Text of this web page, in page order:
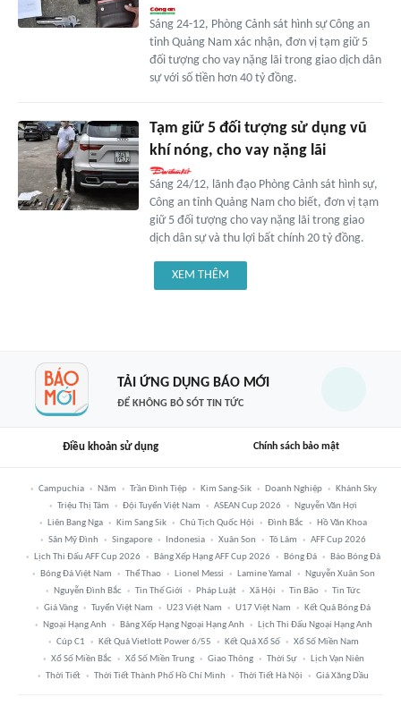
Sáng 24-12, Phòng Cảnh sát hình sự Công an
tỉnh Quảng Nam xác nhận, đơn vị tạm giữ 5
đối tượng cho vay nặng lãi trong giao dịch dân
sự với số tiền hơn 40 tỷ đồng.
Tạm giữ 5 đối tượng sử dụng vũ
khí nóng, cho vay nặng lãi
Sáng 24/12, lãnh đạo Phòng Cảnh sát hình sự,
Công an tỉnh Quảng Nam cho biết, đơn vị tạm
giữ 5 đối tượng cho vay nặng lãi trong giao
dịch dân sự và thu lợi bất chính 20 tỷ đồng.
XEM THÊM
TẢI ỨNG DỤNG BÁO MỚI
ĐỂ KHÔNG BỎ SÓT TIN TỨC
Điều khoản sử dụng Chính sách bảo mật
Campuchia Năm Trần Đình Tiệp Kim Sang-Sik Doanh Nghiệp
Khánh Sky
Triệu Thị Tâm
Đội Tuyển Việt Nam ASEAN Cup 2026
Nguyễn Văn Hợi
Liên Bang Nga
Kim Sang Sik Chủ Tịch Quốc Hội Đình Bắc
Hồ Văn Khoa
Sân Mỹ Đình
Singapore Indonesia Xuân Son Tô Lâm
AFF Cup 2026
Lịch Thi Đấu AFF Cup 2026
Bảng Xếp Hạng AFF Cup 2026 Bóng Đá
Báo Bóng Đá
Bóng Đá Việt Nam
Thể Thao Lionel Messi Lamine Yamal
Nguyễn Xuân Son
Nguyễn Đình Bắc
Tin Thế Giới Pháp Luật Xã Hội Tin Bão
Tin Tức
Giá Vàng
Tuyển Việt Nam U23 Việt Nam U17 Việt Nam
Kết Quả Bóng Đá
Ngoại Hạng Anh
Bảng Xếp Hạng Ngoại Hạng Anh
Lịch Thi Đấu Ngoại Hạng Anh
Cúp C1
Kết Quả Vietlott Power 6/55 Kết Quả Xổ Số
Xổ Số Miền Nam
Xổ Số Miền Bắc
Xổ Số Miền Trung Giao Thông Thời Sự
Lịch Vạn Niên
Thời Tiết
Thời Tiết Thành Phố Hồ Chí Minh Thời Tiết Hà Nội Giá Xăng Dầu